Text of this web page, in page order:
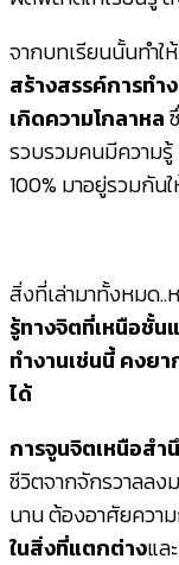
จากบทเรียนนั้นทำให้
สร้างสรรค์การทำ
เกิดความโกลาหล
รวบรวมคนมีความ
100% มาอยู่รวมกัน
สิ่งที่เล่ามาทั้งหมด
รู้ทางจิตที่เหนือชั้น
ทำงานเช่นนี้ คงยา
ได้
การจูนจิตเหนือสำ
ชีวิตจากจักรวาลลง
นาน ต้องอาศัยควา
ในสิ่งที่แตกต่างแล